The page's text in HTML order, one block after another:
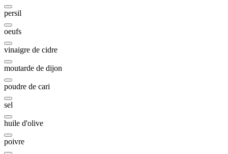
persil
oeufs
vinaigre de cidre
moutarde de dijon
poudre de cari
sel
huile d'olive
poivre